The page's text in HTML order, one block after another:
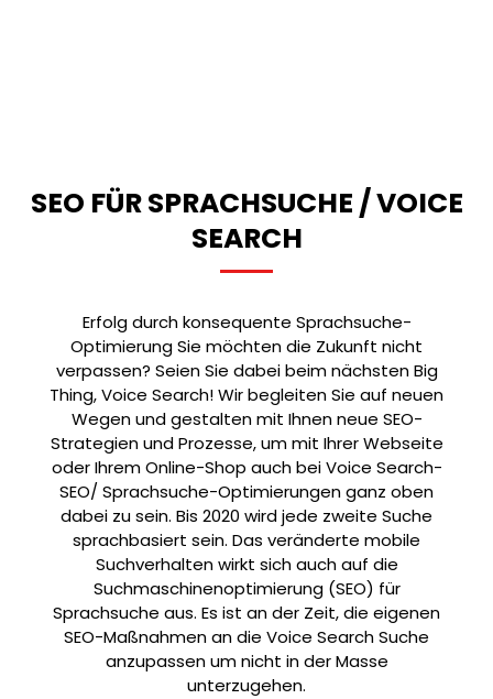
SEO FÜR SPRACHSUCHE / VOICE
SEARCH
Erfolg durch konsequente Sprachsuche-
Optimierung Sie möchten die Zukunft nicht
verpassen? Seien Sie dabei beim nächsten Big
Thing, Voice Search! Wir begleiten Sie auf neuen
Wegen und gestalten mit Ihnen neue SEO-
Strategien und Prozesse, um mit Ihrer Webseite
oder Ihrem Online-Shop auch bei Voice Search-
SEO/ Sprachsuche-Optimierungen ganz oben
dabei zu sein. Bis 2020 wird jede zweite Suche
sprachbasiert sein. Das veränderte mobile
Suchverhalten wirkt sich auch auf die
Suchmaschinenoptimierung (SEO) für
Sprachsuche aus. Es ist an der Zeit, die eigenen
SEO-Maßnahmen an die Voice Search Suche
anzupassen um nicht in der Masse
unterzugehen.